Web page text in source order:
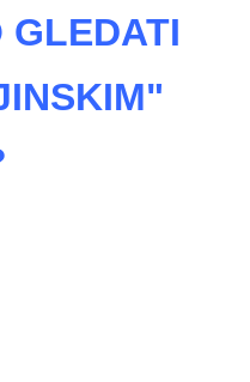
GLEDATI